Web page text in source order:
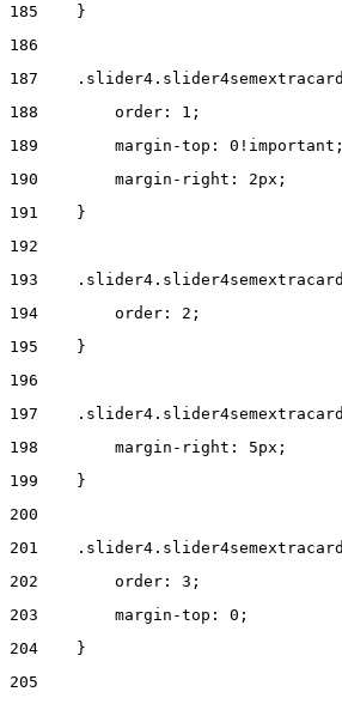
185
    }
186
187
188
        order: 1;
189
margin-top:
190
        margin-right: 2px;
191
    }
192
193
194
        order: 2;
195
    }
196
197
198
        margin-right: 5px;
199
    }
200
201
202
        order: 3;
203
        margin-top: 0;
204
    }
205